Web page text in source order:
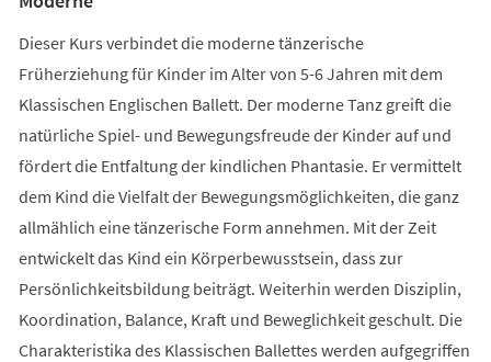
Dieser Kurs verbindet die moderne tänzerische
Früherziehung für Kinder im Alter von 5-6 Jahren mit dem
Klassischen Englischen Ballett. Der moderne Tanz greift die
natürliche Spiel- und Bewegungsfreude der Kinder auf und
fördert die Entfaltung der kindlichen Phantasie. Er vermittelt
dem Kind die Vielfalt der Bewegungsmöglichkeiten, die ganz
allmählich eine tänzerische Form annehmen. Mit der Zeit
entwickelt das Kind ein Körperbewusstsein, dass zur
Persönlichkeitsbildung beiträgt. Weiterhin werden Disziplin,
Koordination, Balance, Kraft und Beweglichkeit geschult. Die
Charakteristika des Klassischen Ballettes werden aufgegriffen